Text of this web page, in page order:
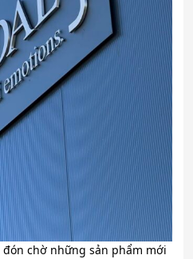
đón chờ những sản phẩm mới